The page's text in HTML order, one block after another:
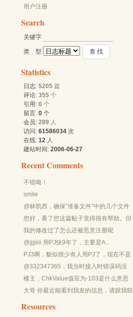
用户注册
Search
关键字
类 型
Statistics
日志: 5205 篇
评论: 355 个
引用: 0 个
留言: 0 个
会员: 289 人
访问: 61586034 次
在线: 12 人
建站时间: 2006-06-27
Recent Comments
不错呦！
smile
@林凯西，确保“准备文件”中的几个文件
都有安装，S...
您好，看了您这篇帖子觉得很有帮助。但
是有个问题想请...
我的修改过了怎么还被恶意注册呢
@jjjjiiii 用PJ快9年了，主要是A...
PJ3啊，貌似很少有人用PJ了，现在不是
WP就是z...
@332347365，我当时接入时错误码没
有-10...
楼主，ChkValue值应为-103是什么意思
呢？...
大哥 你最近能看到我发的信息，请跟我联
Resources